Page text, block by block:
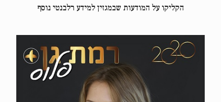
הקליקו על המודעות שבמגזין למידע רלבנטי נוסף